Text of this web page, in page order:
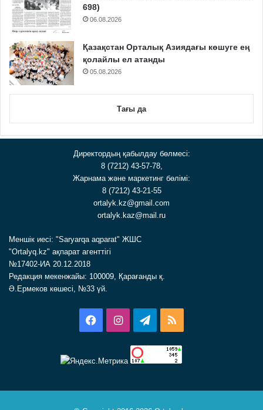
698)
06.08.2026
Қазақстан Орталық Азиядағы көшуге ең
қолайлы ел атанды
05.08.2026
Тағы да
Директордың қабылдау бөлмесі:
8 (7212) 43-57-78,
Жарнама және маркетинг бөлімі:
8 (7212) 43-21-55
ortalyk.kz@gmail.com
ortalyk.kaz@mail.ru
Меншік иесі: "Saryarqa aqparat" ЖШС
"Ortalyq.kz" ақпарат агенттігі
№17402-ИА 20.12.2018
Редакция мекенжайы: 100009, Қарағанды қ.
Ә.Ермеков көшесі, №33 үй.
FacebookInstagramTelegram